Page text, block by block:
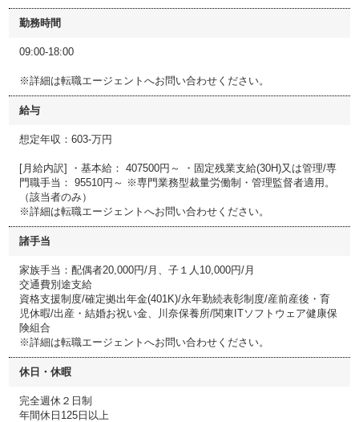
勤務時間
09:00-18:00
※詳細は転職エージェントへお問い合わせください。
給与
想定年収：603-万円
[月給内訳] ・基本給： 407500円～ ・固定残業支給(30H)又は管理/専
門職手当： 95510円～ ※専門業務型裁量労働制・管理監督者適用。
（該当者のみ）
※詳細は転職エージェントへお問い合わせください。
諸手当
家族手当：配偶者20,000円/月、子１人10,000円/月
交通費別途支給
資格支援制度/確定拠出年金(401K)/永年勤続表彰制度/産前産後・育
児休暇/出産・結婚お祝い金、川奈保養所/関東ITソフトウェア健康保
険組合
※詳細は転職エージェントへお問い合わせください。
休日・休暇
完全週休２日制
年間休日125日以上